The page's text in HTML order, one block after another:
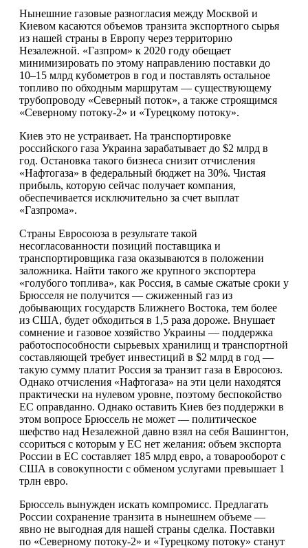
Нынешние газовые разногласия между Москвой и
Киевом касаются объемов транзита экспортного сырья
из нашей страны в Европу через территорию
Незалежной. «Газпром» к 2020 году обещает
минимизировать по этому направлению поставки до
10–15 млрд кубометров в год и поставлять остальное
топливо по обходным маршрутам — существующему
трубопроводу «Северный поток», а также строящимся
«Северному потоку-2» и «Турецкому потоку».
Киев это не устраивает. На транспортировке
российского газа Украина зарабатывает до $2 млрд в
год. Остановка такого бизнеса снизит отчисления
«Нафтогаза» в федеральный бюджет на 30%. Чистая
прибыль, которую сейчас получает компания,
обеспечивается исключительно за счет выплат
«Газпрома».
Страны Евросоюза в результате такой
несогласованности позиций поставщика и
транспортировщика газа оказываются в положении
заложника. Найти такого же крупного экспортера
«голубого топлива», как Россия, в самые сжатые сроки у
Брюсселя не получится — сжиженный газ из
добывающих государств Ближнего Востока, тем более
из США, будет обходиться в 1,5 раза дороже. Внушает
сомнение и газовое хозяйство Украины — поддержка
работоспособности сырьевых хранилищ и транспортной
составляющей требует инвестиций в $2 млрд в год —
такую сумму платит Россия за транзит газа в Евросоюз.
Однако отчисления «Нафтогаза» на эти цели находятся
практически на нулевом уровне, поэтому беспокойство
ЕС оправданно. Однако оставить Киев без поддержки в
этом вопросе Брюссель не может — политическое
шефство над Незалежной давно взял на себя Вашингтон,
ссориться с которым у ЕС нет желания: объем экспорта
России в ЕС составляет 185 млрд евро, а товарооборот с
США в совокупности с обменом услугами превышает 1
трлн евро.
Брюссель вынужден искать компромисс. Предлагать
России сохранение транзита в нынешнем объеме —
явно не выгодная для нашей страны сделка. Поставки
по «Северному потоку-2» и «Турецкому потоку» станут